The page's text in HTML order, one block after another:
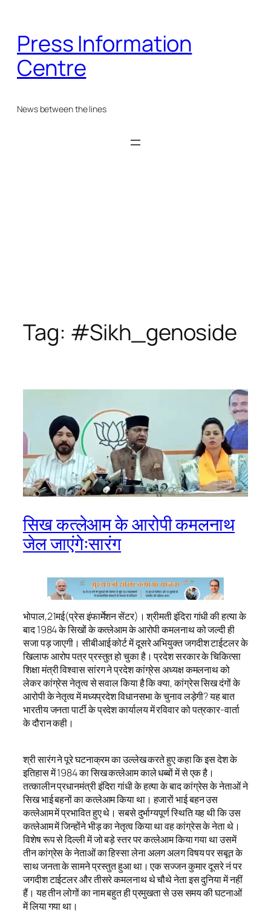
content
Press Information
Centre
News between the lines
Tag: #Sikh_genoside
सिख कत्लेआम के आरोपी कमलनाथ
जेल जाएंगेःसारंग
भोपाल,21मई(प्रेस इंफार्मेशन सेंटर)। श्रीमती इंदिरा गांधी की हत्या के
बाद 1984 के सिखों के कत्लेआम के आरोपी कमलनाथ को जल्दी ही
सजा पड़ जाएगी। सीबीआई कोर्ट में दूसरे अभियुक्त जगदीश टाईटलर के
खिलाफ आरोप पत्र प्रस्तुत हो चुका है। प्रदेश सरकार के चिकित्सा
शिक्षा मंत्री विश्वास सांरग ने प्रदेश कांग्रेस अध्यक्ष कमलनाथ को
लेकर कांग्रेस नेतृत्व से सवाल किया है कि क्या, कांग्रेस सिख दंगों के
आरोपी के नेतृत्व में मध्यप्रदेश विधानसभा के चुनाव लड़ेगी? यह बात
भारतीय जनता पार्टी के प्रदेश कार्यालय में रविवार को पत्रकार-वार्ता
के दौरान कही।
श्री सारंग ने पूरे घटनाक्रम का उल्लेख करते हुए कहा कि इस देश के
इतिहास में 1984 का सिख कत्लेआम काले धब्बों में से एक है।
तत्कालीन प्रधानमंत्री इंदिरा गांधी के हत्या के बाद कांग्रेस के नेताओं ने
सिख भाई बहनों का कत्लेआम किया था। हजारों भाई बहन उस
कत्लेआम में प्रभावित हुए थे। सबसे दुर्भाग्यपूर्ण स्थिति यह थी कि उस
कत्लेआम में जिन्होंने भीड़ का नेतृत्व किया था वह कांग्रेस के नेता थे।
विशेष रूप से दिल्ली में जो बड़े स्तर पर कत्लेआम किया गया था उसमें
तीन कांग्रेस के नेताओं का हिस्सा लेना अलग अलग विषय पर सबूत के
साथ जनता के सामने प्रस्तुत हुआ था। एक सज्जन कुमार दूसरे नं पर
जगदीश टाईटलर और तीसरे कमलनाथ थे चौथे नेता इस दुनिया में नहीं
हैं। यह तीन लोगों का नाम बहुत ही प्रमुखता से उस समय की घटनाओं
में लिया गया था।